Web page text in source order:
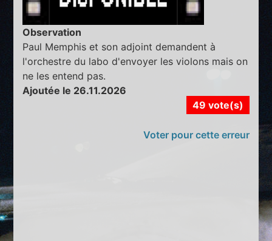
Observation
Paul Memphis et son adjoint demandent à
l'orchestre du labo d'envoyer les violons mais on
ne les entend pas.
Ajoutée le 26.11.2026
49 vote(s)
Voter pour cette erreur